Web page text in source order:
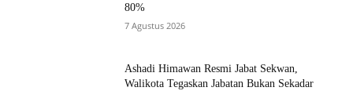
80%
7 Agustus 2026
Ashadi Himawan Resmi Jabat Sekwan,
Walikota Tegaskan Jabatan Bukan Sekadar